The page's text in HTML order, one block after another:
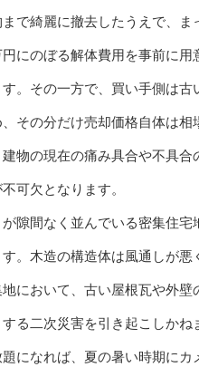
で綺麗に撤去したうえで、
にのぼる解体費用を事前に
。その一方で、買い手側は
その分だけ売却価格自体は
物の現在の痛み具合や不具
可欠となります。
隙間なく並んでいる密集住
。木造の構造体は風通しが
において、古い屋根瓦や外
る二次災害を引き起こしか
になれば、夏の暑い時期に